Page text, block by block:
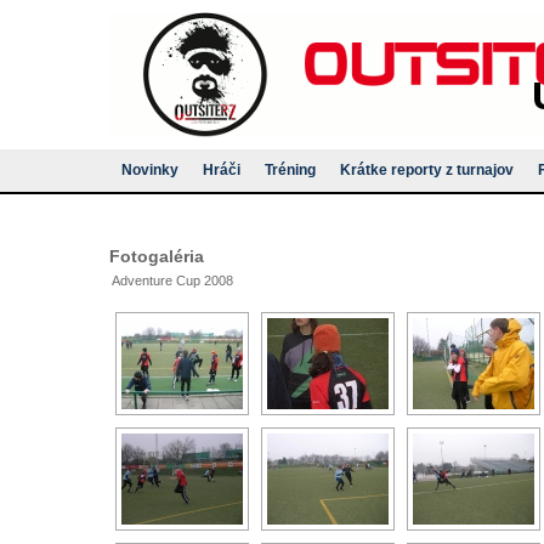
Novinky Hráči Tréning Krátke reporty z turnajov
Fotogaléria
Adventure Cup 2008